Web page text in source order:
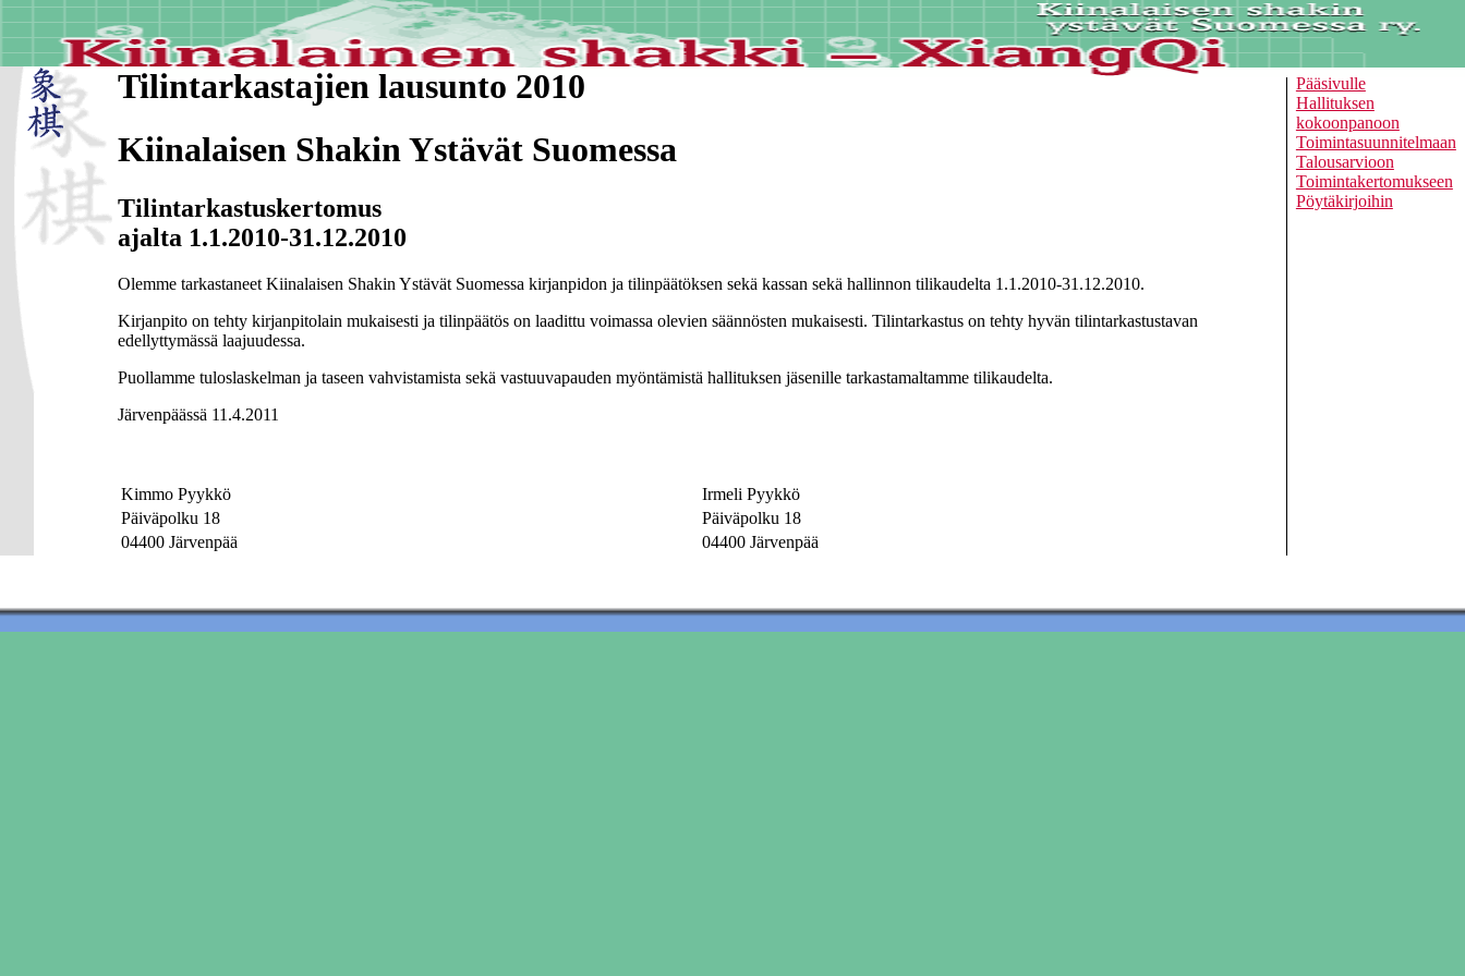
Tilintarkastajien lausunto 2010
Kiinalaisen Shakin Ystävät Suomessa
Tilintarkastuskertomus
ajalta 1.1.2010-31.12.2010
Olemme tarkastaneet Kiinalaisen Shakin Ystävät Suomessa kirjanpidon ja tilinpäätöksen sekä kassan sekä hallinnon tilikaudelta 1.1.2010-31.12.2010.
Kirjanpito on tehty kirjanpitolain mukaisesti ja tilinpäätös on laadittu voimassa olevien säännösten mukaisesti. Tilintarkastus on tehty hyvän tilintarkastustavan
edellyttymässä laajuudessa.
Puollamme tuloslaskelman ja taseen vahvistamista sekä vastuuvapauden myöntämistä hallituksen jäsenille tarkastamaltamme tilikaudelta.
Järvenpäässä 11.4.2011
Kimmo Pyykkö
Irmeli Pyykkö
Päiväpolku 18
Päiväpolku 18
04400 Järvenpää
04400 Järvenpää
Pääsivulle
Hallituksen
kokoonpanoon
Toimintasuunnitelmaan
Talousarvioon
Toimintakertomukseen
Pöytäkirjoihin